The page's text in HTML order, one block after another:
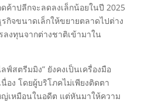
ค้าปลีกจะลดลงเล็กน้อยในปี 2025
กิจขนาดเล็กให้ขยายตลาดไปต่าง
ลงทุนจากต่างชาติเข้ามาใน
ฟ์สตรีมมิง” ยังคงเป็นเครื่องมือ
อง โดยผู้บริโภคไม่เพียงติดตา
ญ่เหมือนในอดีต แต่หันมาให้ความ